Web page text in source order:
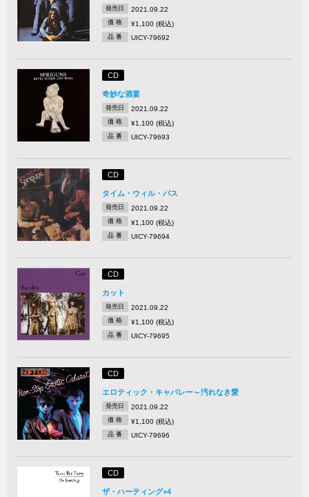
発売日 2021.09.22
価 格 ¥1,100 (税込)
品 番 UICY-79692
CD
奇妙な酒宴
発売日 2021.09.22
価 格 ¥1,100 (税込)
品 番 UICY-79693
CD
タイム・ウィル・パス
発売日 2021.09.22
価 格 ¥1,100 (税込)
品 番 UICY-79694
CD
カット
発売日 2021.09.22
価 格 ¥1,100 (税込)
品 番 UICY-79695
CD
エロティック・キャバレー～汚れなき愛
発売日 2021.09.22
価 格 ¥1,100 (税込)
品 番 UICY-79696
CD
ザ・ハーティング+4